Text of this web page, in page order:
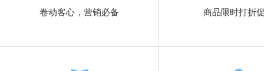
卷动客心，营销必备 商品限时打折